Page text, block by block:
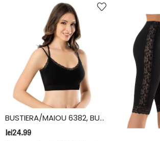
BUSTIERA/MAIOU 6382, BUMBAC/ELASTAN, KOTA
lei24.99